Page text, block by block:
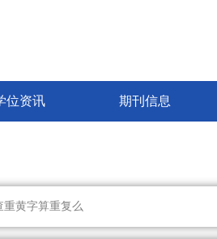
位资讯 期刊信息
重黄字算重复么